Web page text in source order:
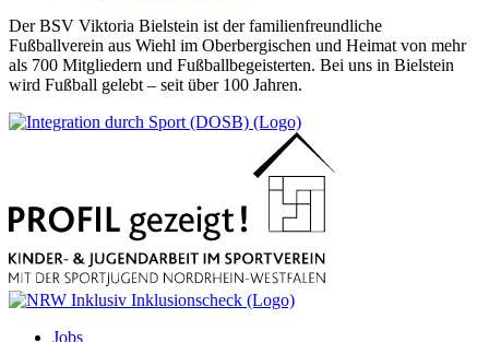
Der BSV Viktoria Bielstein ist der familienfreundliche
Fußballverein aus Wiehl im Oberbergischen und Heimat von mehr
als 700 Mitgliedern und Fußballbegeisterten. Bei uns in Bielstein
wird Fußball gelebt – seit über 100 Jahren.
Jobs